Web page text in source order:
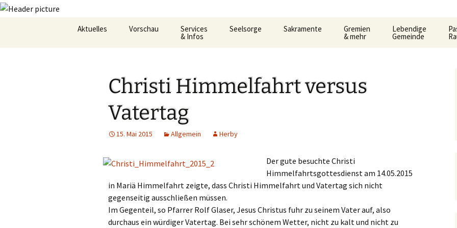
Zum
springen
Aktuelles Vorschau
Zukunftswerkstatt –
Startseite
Services
& Infos
Gemeindeheft
St.Hildegard
Flüchtlingshilfe
Gottesdienstplan
Hygienekonzept
für das Josefshaus
L&K Pläne
Lesung & Evangelium
Seelsorge
Prävention im Bistum
Limburg
Sakramente
Bußsakrament
Krankensalbung
Weihe
Gremien
& mehr
Verwaltungsrat
Flüchtlingshilfe
Hedwigsforum
für das Josefshaus
Lebendige
Gemeinde
Kirchenmusik
Lektoren &
Christi Himmelfahrt versus
Vatertag
15. Mai 2015 Allgemein Herby
Der gute besuchte Christi
Himmelfahrtsgottesdienst am 14.05.2015
in Mariä Himmelfahrt zeigte, dass Christi Himmelfahrt und Vatertag sich nicht
gegenseitig ausschließen müssen.
Im Gegenteil, so Pfarrer Rolf Glaser, Jesus Christus fuhr zu seinem Vater auf, also
durchaus ein würdiger Vatertag. Bei sehr schönem Wetter, nicht zu kalt und nicht zu